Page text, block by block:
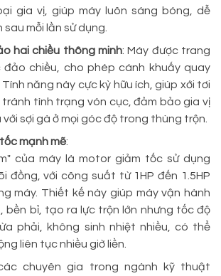
gia vị, giúp máy luôn sáng bóng, dễ
sau mỗi lần sử dụng.
hai chiều thông minh: Máy được trang
chiều, cho phép cánh khuấy quay
năng này cực kỳ hữu ích, giúp xới tơi
tránh tình trạng vón cục, đảm bảo gia vị
sợi gà ở mọi góc độ trong thùng trộn.
mạnh mẽ:
của máy là motor giảm tốc sử dụng
đồng, với công suất từ 1HP đến 1.5HP
máy. Thiết kế này giúp máy vận hành
bền bỉ, tạo ra lực trộn lớn nhưng tốc độ
phải, không sinh nhiệt nhiều, có thể
liên tục nhiều giờ liền.
chuyên gia trong ngành kỹ thuật